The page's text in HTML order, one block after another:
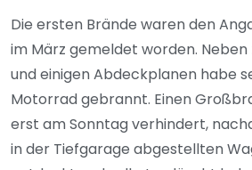
Die ersten Brände waren den
im März gemeldet worden.
und einigen Abdeckplanen habe
Motorrad gebrannt. Einen
erst am Sonntag verhindert,
in der Tiefgarage abgestellten